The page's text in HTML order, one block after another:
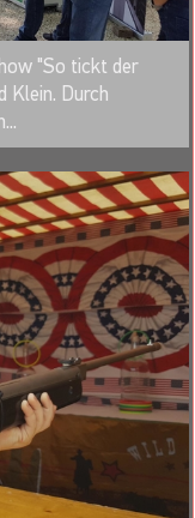
"So tickt der
Klein. Durch